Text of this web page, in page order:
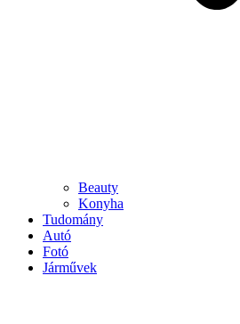
Beauty
Konyha
Tudomány
Autó
Fotó
Járművek